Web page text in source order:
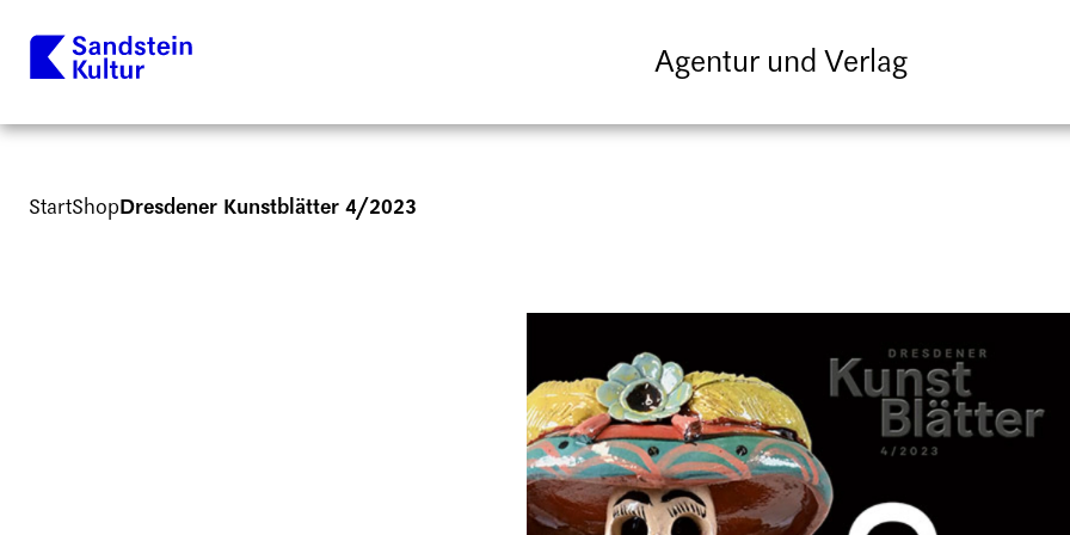
Agentur und Verlag
StartShopDresdener Kunstblätter 4/2023